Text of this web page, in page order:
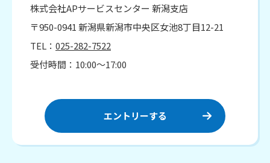
株式会社APサービスセンター 新潟支店
〒950-0941 新潟県新潟市中央区女池8丁目12-21
TEL： 025-282-7522
受付時間：10:00〜17:00
エントリーする